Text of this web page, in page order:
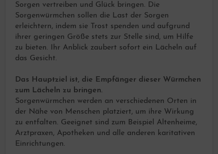
Sorgen vertreiben und Glück bringen. Die
Sorgenwürmchen sollen die Last der Sorgen
erleichtern, indem sie Trost spenden und aufgrund
ihrer geringen Größe stets zur Stelle sind, um Hilfe
zu bieten. Ihr Anblick zaubert sofort ein Lächeln auf
das Gesicht.
Das Hauptziel ist, die Empfänger dieser Würmchen
zum Lächeln zu bringen.
Sorgenwürmchen werden an verschiedenen Orten in
der Nähe von Menschen platziert, um ihre Wirkung
zu entfalten. Geeignet sind zum Beispiel Altenheime,
Arztpraxen, Apotheken und alle anderen karitativen
Einrichtungen.